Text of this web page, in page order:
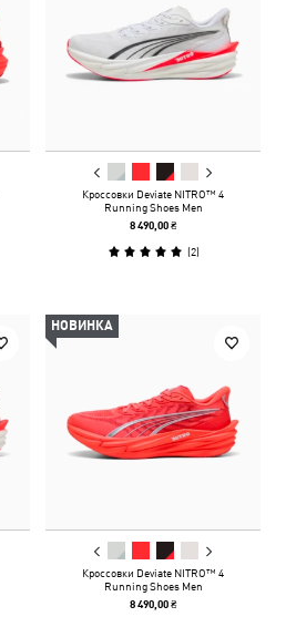
Кроссовки Deviate NITRO™ 4
Running Shoes Men
8 490,00 ₴
(2)
НОВИНКА
Кроссовки Deviate NITRO™ 4
Running Shoes Men
8 490,00 ₴